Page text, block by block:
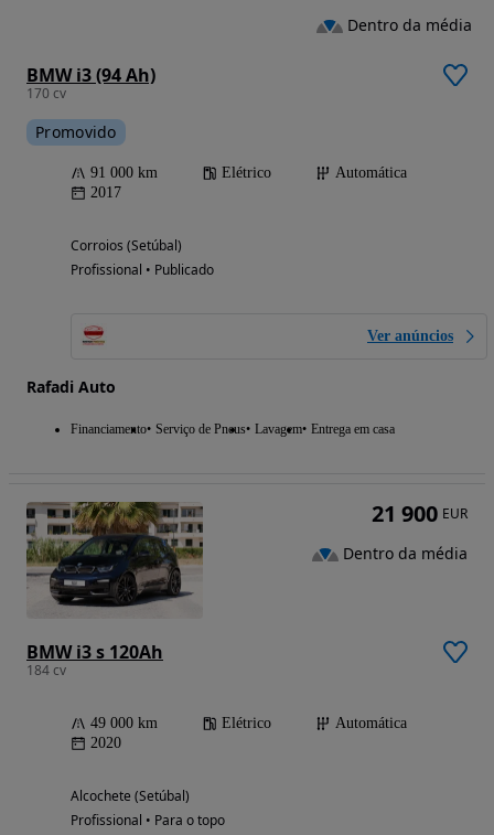
BMW i3 (94 Ah)
170 cv
Promovido
91 000 km Elétrico
Automática
2017
Corroios (Setúbal)
Profissional • Publicado
Ver anúncios
Rafadi Auto
Financiamento Serviço de Pneus Lavagem Entrega em casa
Dentro da média
BMW i3 s 120Ah
184 cv
49 000 km Elétrico
Automática
2020
Alcochete (Setúbal)
Profissional • Para o topo
21 900 EUR
Dentro da média